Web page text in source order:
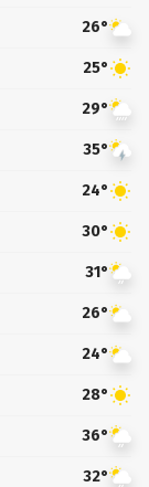
26°
25°
29°
35°
24°
30°
31°
26°
24°
28°
36°
32°